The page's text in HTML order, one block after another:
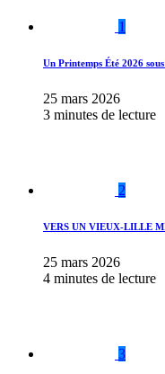
1
Un Printemps Été 2026
25 mars 2026
3 minutes de lecture
2
VERS UN VIEUX-LILLE
25 mars 2026
4 minutes de lecture
3